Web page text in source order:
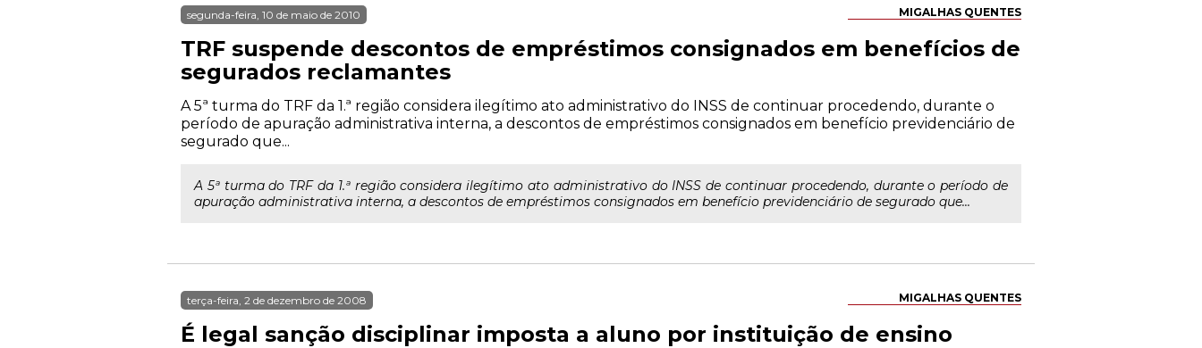
MIGALHAS QUENTES
segunda-feira, 10 de maio de 2010
TRF suspende descontos de empréstimos consignados em benefícios de
segurados reclamantes
A 5ª turma do TRF da 1.ª região considera ilegítimo ato administrativo do INSS de continuar procedendo, durante o
período de apuração administrativa interna, a descontos de empréstimos consignados em benefício previdenciário de
segurado que...
A 5ª turma do TRF da 1.ª região considera ilegítimo ato administrativo do INSS de continuar procedendo, durante o período de
apuração administrativa interna, a descontos de empréstimos consignados em benefício previdenciário de segurado que...
MIGALHAS QUENTES
terça-feira, 2 de dezembro de 2008
É legal sanção disciplinar imposta a aluno por instituição de ensino